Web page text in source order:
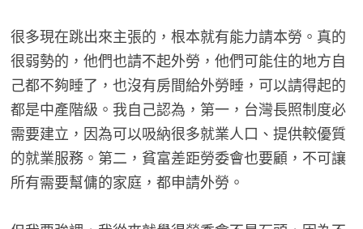
很多現在跳出來主張的，根本就有能力請本勞。真的
很弱勢的，他們也請不起外勞，他們可能住的地方自
己都不夠睡了，也沒有房間給外勞睡，可以請得起的
都是中產階級。我自己認為，第一，台灣長照制度必
需要建立，因為可以吸納很多就業人口、提供較優質
的就業服務。第二，貧富差距勞委會也要顧，不可讓
所有需要幫傭的家庭，都申請外勞。